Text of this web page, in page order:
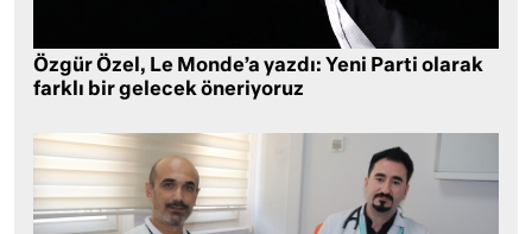
Özgür Özel, Le Monde’a yazdı: Yeni Parti olarak
farklı bir gelecek öneriyoruz